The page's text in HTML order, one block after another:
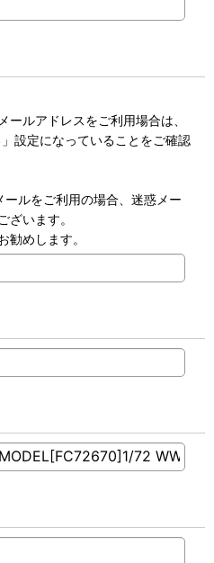
ルアドレスをご利用場合は、
設定になっていることをご確認
ルをご利用の場合、迷惑メー
ざいます。
勧めします。